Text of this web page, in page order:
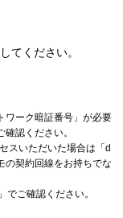
てください。
ワーク暗証番号」が必要
確認ください。
スいただいた場合は「d
の契約回線をお持ちでな
」でご確認ください。